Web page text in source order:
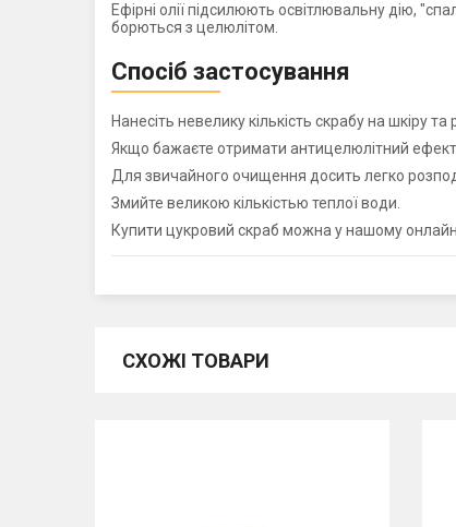
Ефірні олії підсилюють освітлювальну дію,
борються з целюлітом.
Спосіб застосування
Нанесіть невелику кількість скрабу на шкіру
Якщо бажаєте отримати антицелюлітний
Для звичайного очищення досить легко
Змийте великою кількістью теплої води.
Купити цукровий скраб можна у нашому онлайн
СХОЖІ ТОВАРИ